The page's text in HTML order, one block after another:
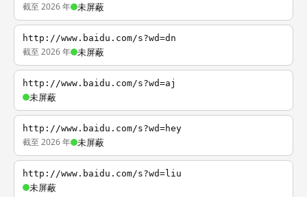
截至 2026 年 未屏蔽
http://www.baidu.com/s?wd=dn
截至 2026 年 未屏蔽
http://www.baidu.com/s?wd=aj
未屏蔽
http://www.baidu.com/s?wd=hey
截至 2026 年 未屏蔽
http://www.baidu.com/s?wd=liu
未屏蔽